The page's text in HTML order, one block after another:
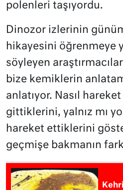
polenleri taşıyordu.
Dinozor izlerinin
hikayesini öğrenmeye
söyleyen
bize kemiklerin
anlatıyor. Nasıl
gittiklerini, yalnız mı
hareket ettiklerini
geçmişe bakmanın